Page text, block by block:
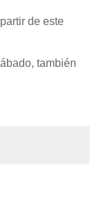
de este
también